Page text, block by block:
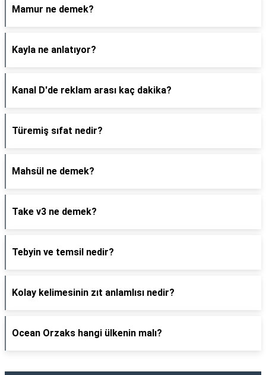
Mamur ne demek?
Kayla ne anlatıyor?
Kanal D'de reklam arası kaç dakika?
Türemiş sıfat nedir?
Mahsül ne demek?
Take v3 ne demek?
Tebyin ve temsil nedir?
Kolay kelimesinin zıt anlamlısı nedir?
Ocean Orzaks hangi ülkenin malı?